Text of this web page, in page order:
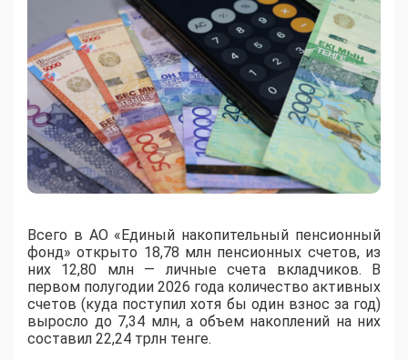
Всего в АО «Единый накопительный пенсионный
фонд» открыто 18,78 млн пенсионных счетов, из
них 12,80 млн — личные счета вкладчиков. В
первом полугодии 2026 года количество активных
счетов (куда поступил хотя бы один взнос за год)
выросло до 7,34 млн, а объем накоплений на них
составил 22,24 трлн тенге.